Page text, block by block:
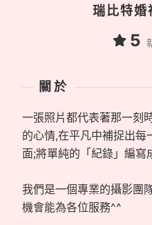
瑞比特婚
5
關於
一張照片都代表著那一刻
的心情,在平凡中補捉出
面;將單純的「紀錄」編寫
我們是一個專業的攝影團
機會能為各位服務^^